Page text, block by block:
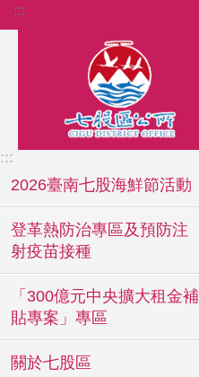
跳到主要內容區塊
:::
:::
2026臺南七股海鮮節活動
登革熱防治專區及預防注
射疫苗接種
「300億元中央擴大租金補
貼專案」專區
關於七股區